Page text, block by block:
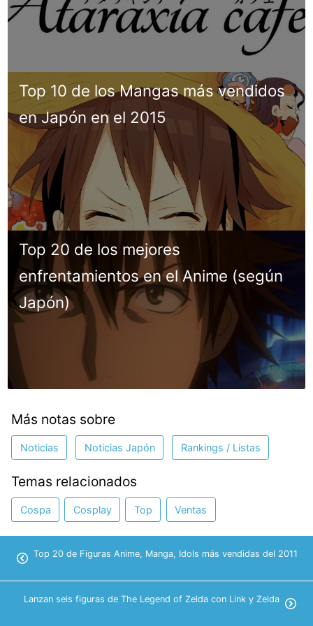
Top 10 de los Mangas más vendidos
en Japón en el 2015
Top 20 de los mejores
enfrentamientos en el Anime (según
Japón)
Más notas sobre
Noticias Noticias Japón Rankings / Listas
Temas relacionados
Cospa Cosplay Top Ventas
Top 20 de Figuras Anime, Manga, Idols más vendidas del 2011
Lanzan seis figuras de The Legend of Zelda con Link y Zelda